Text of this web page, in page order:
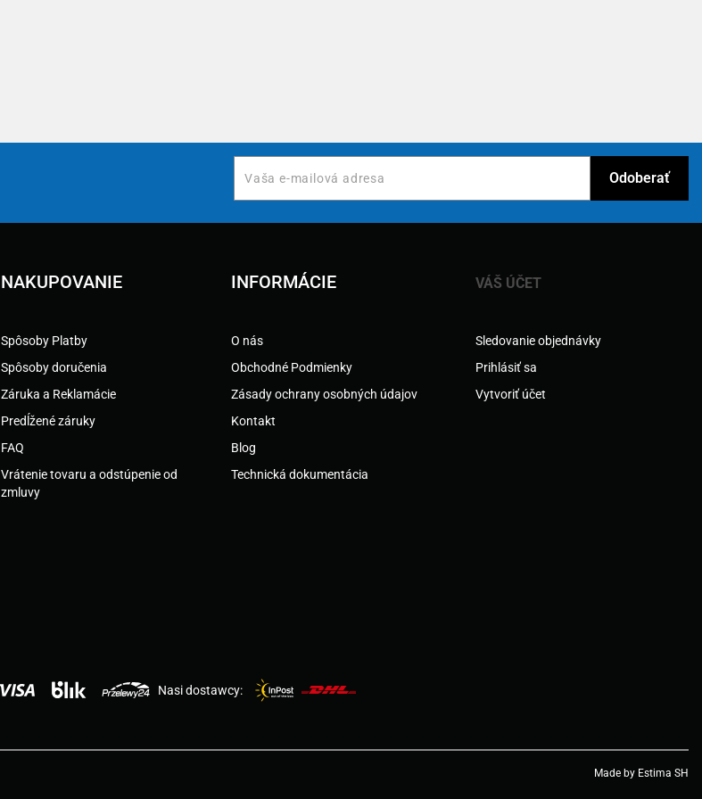
NAKUPOVANIE
Spôsoby Platby
Spôsoby doručenia
Záruka a Reklamácie
Predĺžené záruky
FAQ
Vrátenie tovaru a odstúpenie od
zmluvy
INFORMÁCIE
O nás
Obchodné Podmienky
Zásady ochrany osobných údajov
Kontakt
Blog
Technická dokumentácia
VÁŠ ÚČET
Sledovanie objednávky
Prihlásiť sa
Vytvoriť účet
Nasi dostawcy:
Made by Estima SH